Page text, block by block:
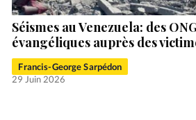
Séismes au Venezuela: des
évangéliques auprès des
Francis-George Sarpédon
29 Juin 2026